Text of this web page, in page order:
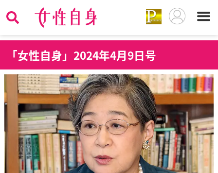
「女性自身」2024年4月9日号